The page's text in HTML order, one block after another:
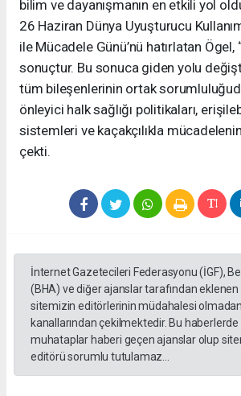
bilim ve dayanışmanın en etkili yol
26 Haziran Dünya Uyuşturucu
ile Mücadele Günü’nü hatırlatan Ögel,
sonuçtur. Bu sonuca giden yolu
tüm bileşenlerinin ortak
önleyici halk sağlığı politikaları,
sistemleri ve kaçakçılıkla
çekti.
İnternet Gazetecileri Federasyonu (İGF),
(BHA) ve diğer ajanslar tarafından
sitemizin editörlerinin müdahalesi
kanallarından çekilmektedir. Bu
muhataplar haberi geçen ajanslar olup
editörü sorumlu tutulamaz...